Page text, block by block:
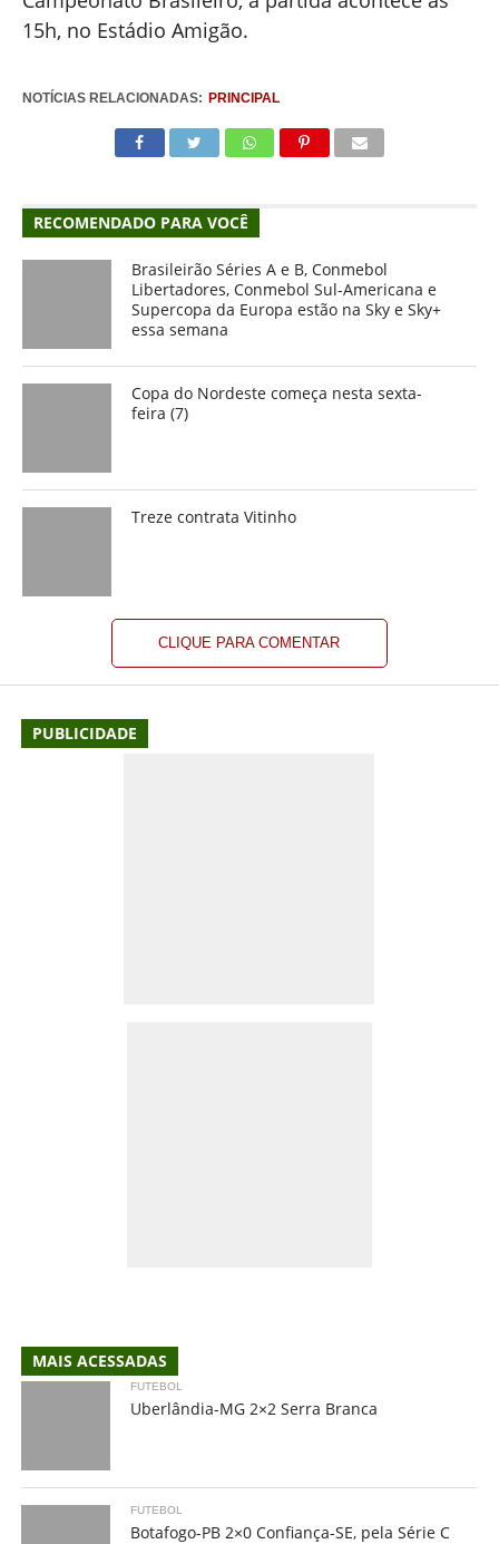
15h, no Estádio Amigão.
NOTÍCIAS RELACIONADAS: PRINCIPAL
RECOMENDADO PARA VOCÊ
Brasileirão Séries A e B, Conmebol
Libertadores, Conmebol Sul-Americana e
Supercopa da Europa estão na Sky e Sky+
essa semana
Copa do Nordeste começa nesta sexta-
feira (7)
Treze contrata Vitinho
CLIQUE PARA COMENTAR
PUBLICIDADE
MAIS ACESSADAS
FUTEBOL
Uberlândia-MG 2×2 Serra Branca
FUTEBOL
Botafogo-PB 2×0 Confiança-SE, pela Série C